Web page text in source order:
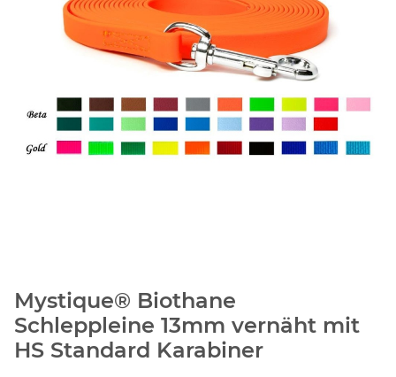
Mystique® Biothane
Schleppleine 13mm vernäht mit
HS Standard Karabiner